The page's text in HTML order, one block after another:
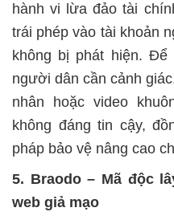
hành vi lừa đảo tài
trái phép vào tài khoản
không bị phát hiện.
người dân cần cảnh
nhân hoặc video
không đáng tin cậy,
pháp bảo vệ nâng cao
5. Braodo – Mã độc
web giả mạo